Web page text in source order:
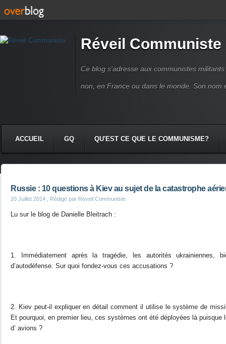
Réveil Communiste
Ce blog s'adresse aux communistes
non, en France ou dans le monde. Son nom
ACCUEIL GQ QU'EST CE QUE LE COMMUNISME?
Russie : 10 questions à Kiev au sujet de la catastrophe
20 Juillet 2014 , Rédigé par Réveil Communiste
Lu sur le blog de Danielle Bleitrach :
1. Immédiatement après la tragédie, les autorités ukrainiennes,
d’autodéfense. Sur quoi fondez-vous ces accusations ?
2. Kiev peut-il expliquer en détail comment il utilise le système de
Et pourquoi, en premier lieu, ces systèmes ont été déployées là puisque
d’ avions ?